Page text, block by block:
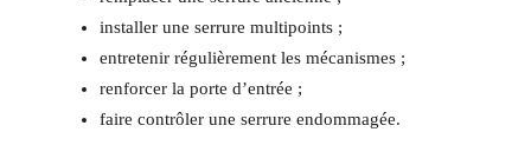
installer une serrure multipoints ;
entretenir régulièrement les mécanismes ;
renforcer la porte d’entrée ;
faire contrôler une serrure endommagée.